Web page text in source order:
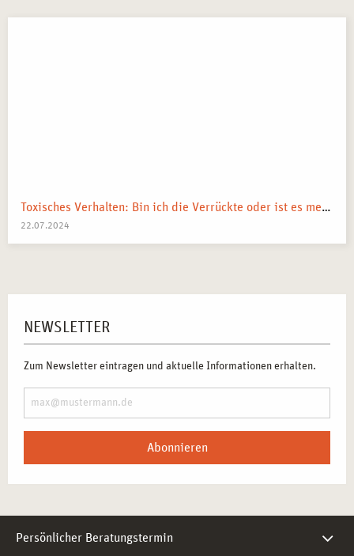
Toxisches Verhalten: Bin ich die Verrückte oder ist es mein Umfeld?
22.07.2024
NEWSLETTER
Zum Newsletter eintragen und aktuelle Informationen erhalten.
Abonnieren
Persönlicher Beratungstermin